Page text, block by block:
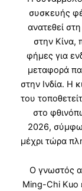
συσκευής
ανατεθεί
στην Κίνα,
φήμες για
μεταφορά
στην Ινδία. Η
του
στο
2026,
μέχρι τώρα
Ο γνωστός
Ming-Chi Kuo